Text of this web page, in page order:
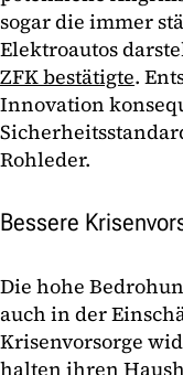
sogar die immer
Elektroautos
ZFK bestätigte.
Innovation
Rohleder.
Bessere
Die hohe
auch in der
Krisenvorsorge
halten ihren